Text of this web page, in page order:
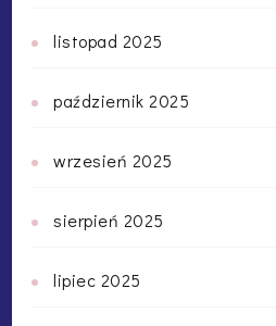
listopad 2025
październik 2025
wrzesień 2025
sierpień 2025
lipiec 2025